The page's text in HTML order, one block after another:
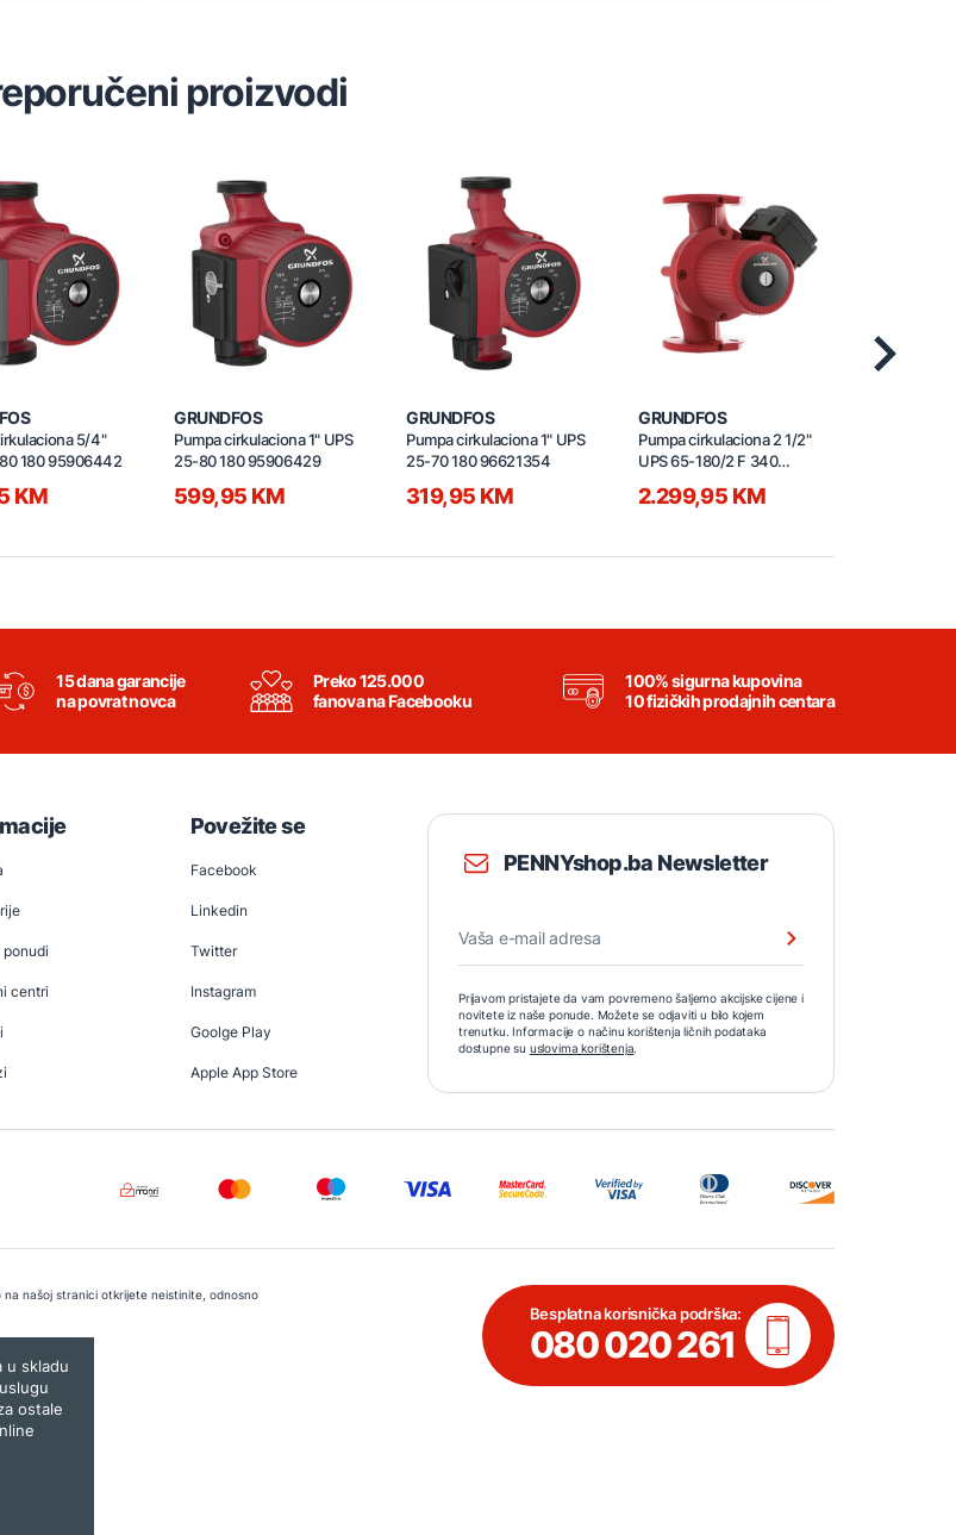
proizvodi
5/4"
180 95906442
KM
GRUNDFOS
Pumpa cirkulaciona 1" UPS
25-80 180 95906429
599,95 KM
GRUNDFOS
Pumpa cirkulaciona 1" UPS
25-70 180 96621354
319,95 KM
GRUNDFOS
Pumpa cirkulaciona 2 1/2"
UPS 65-180/2 F 340
96402316
2.299,95 KM
15 dana garancije
na povrat novca
Preko 125.000
fanova na Facebooku
100% sigurna kupovina
10 fizičkih prodajnih centara
PENNYshop.ba Newsletter
Prijavom pristajete da vam povremeno šaljemo akcijske cijene i
novitete iz naše ponude. Možete se odjaviti u bilo kojem
trenutku. Informacije o načinu korištenja ličnih podataka
dostupne su uslovima korištenja.
ponudi
centri
Povežite se
Facebook
Linkedin
Twitter
Instagram
Goolge Play
Apple App Store
Besplatna korisnička podrška:
080 020 261
našoj stranici otkrijete neistinite, odnosno
u skladu
ostale